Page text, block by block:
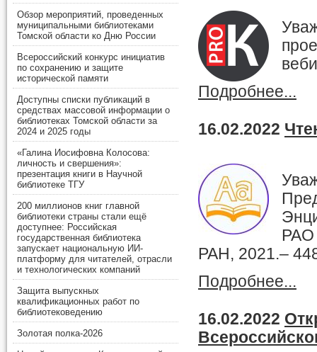
Обзор мероприятий, проведенных
муниципальными библиотеками
Томской области ко Дню России
Всероссийский конкурс инициатив
по сохранению и защите
исторической памяти
Доступны списки публикаций в
средствах массовой информации о
библиотеках Томской области за
2024 и 2025 годы
«Галина Иосифовна Колосова:
личность и свершения»:
презентация книги в Научной
библиотеке ТГУ
200 миллионов книг главной
библиотеки страны стали ещё
доступнее: Российская
государственная библиотека
запускает национальную ИИ-
платформу для читателей, отрасли
и технологических компаний
Защита выпускных
квалификационных работ по
библиотековедению
Золотая полка-2026
Подробнее...
16.02.2022
РАН, 2021.–
Подробнее...
16.02.2022